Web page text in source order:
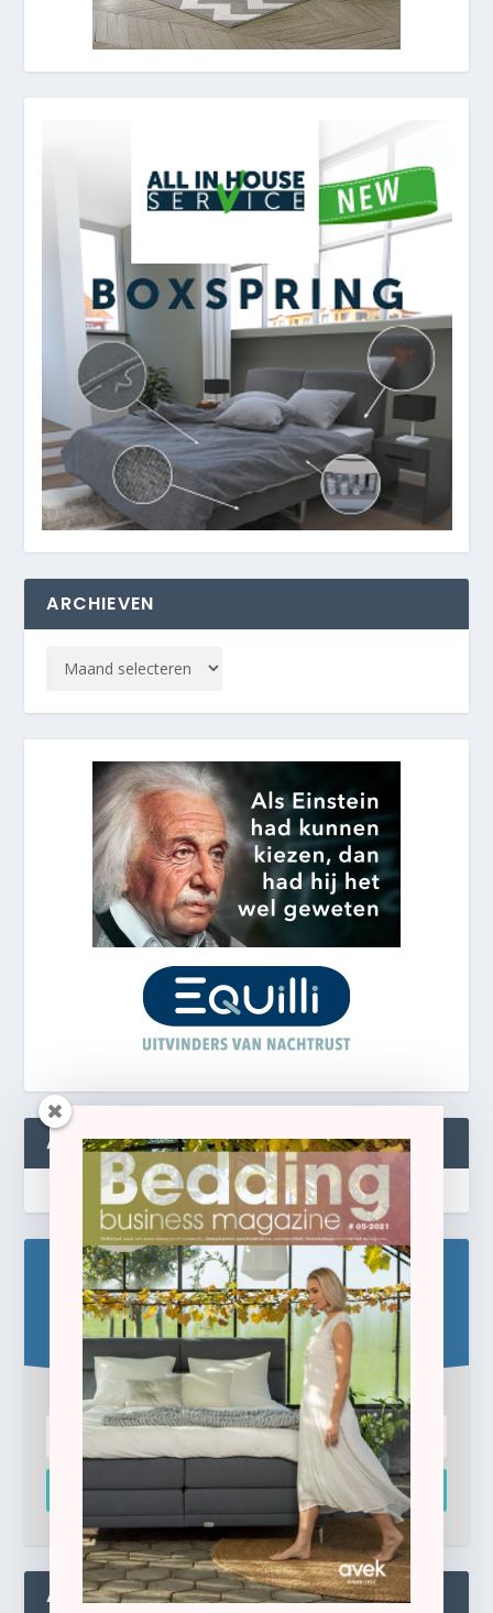
ARCHIEVEN
ABONNEREN
Blijf op de hoogte!
Schrijf u hier in voor de gratis e-newsletter.
Inschrijven
ADMIN